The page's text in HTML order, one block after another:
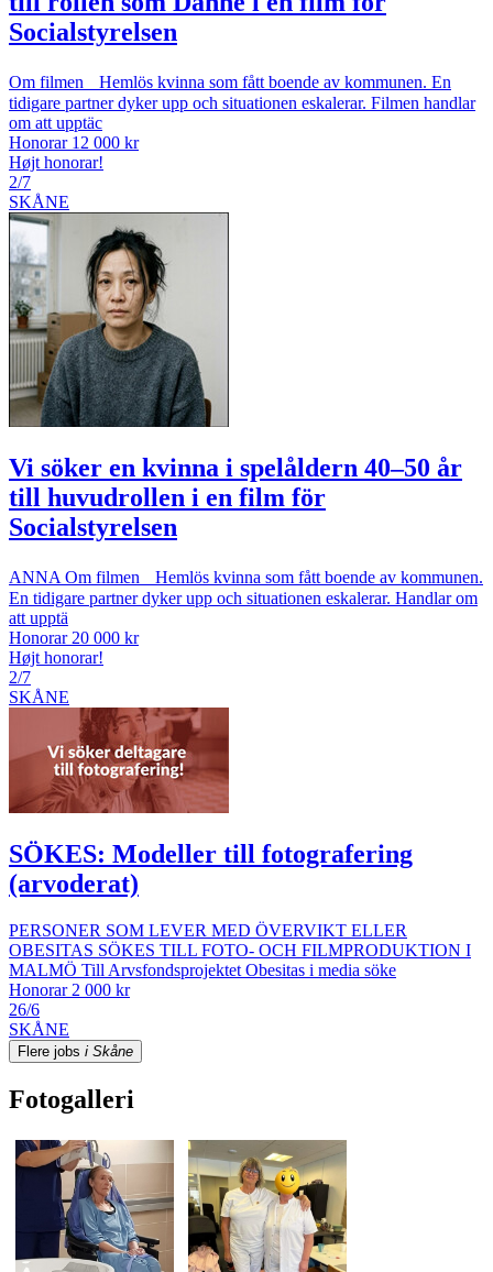
Socialstyrelsen
Om filmen Hemlös kvinna som fått boende av kommunen. En
tidigare partner dyker upp och situationen eskalerar. Filmen handlar
om att upptäc
Honorar 12 000 kr
Højt honorar!
2/7
SKÅNE
Vi söker en kvinna i spelåldern 40–50 år
till huvudrollen i en film för
Socialstyrelsen
ANNA Om filmen Hemlös kvinna som fått boende av kommunen.
En tidigare partner dyker upp och situationen eskalerar. Handlar om
att upptä
Honorar 20 000 kr
Højt honorar!
2/7
SKÅNE
SÖKES: Modeller till fotografering
(arvoderat)
PERSONER SOM LEVER MED ÖVERVIKT ELLER
OBESITAS SÖKES TILL FOTO- OCH FILMPRODUKTION I
MALMÖ Till Arvsfondsprojektet Obesitas i media söke
Honorar 2 000 kr
26/6
SKÅNE
Flere jobs i Skåne
Fotogalleri